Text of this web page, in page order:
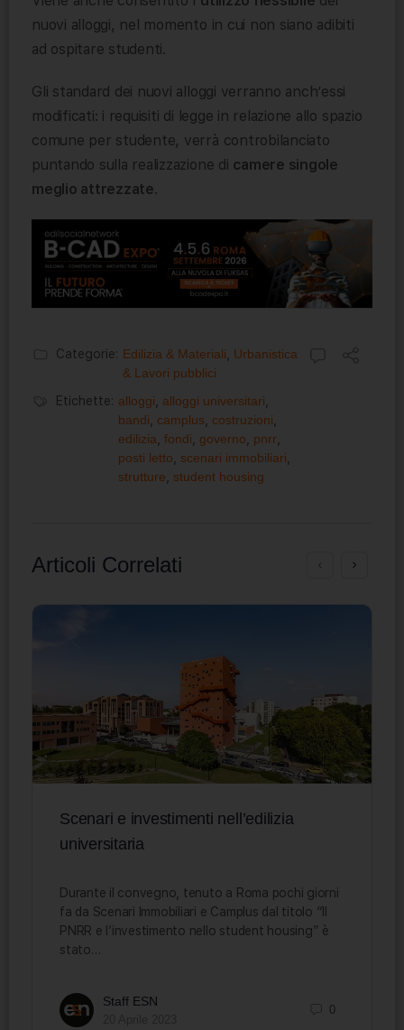
nuovi alloggi, nel momento in cui non siano adibiti
ad ospitare studenti.
Gli standard dei nuovi alloggi verranno anch’essi
modificati: i requisiti di legge in relazione allo spazio
comune per studente, verrà controbilanciato
puntando sulla realizzazione di camere singole
meglio attrezzate.
Categorie: Edilizia & Materiali
Urbanistica
& Lavori pubblici
Etichette: alloggi alloggi universitari
bandi
camplus costruzioni
edilizia fondi governo pnrr
posti letto
scenari immobiliari
strutture
student housing
Articoli Correlati
Scenari e investimenti nell’edilizia
universitaria
Durante il convegno, tenuto a Roma pochi giorni
fa da Scenari Immobiliari e Camplus dal titolo “Il
PNRR e l’investimento nello student housing” è
stato…
Staff ESN
0